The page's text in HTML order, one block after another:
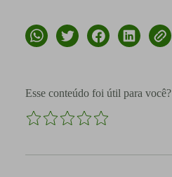
Esse conteúdo foi útil para você?